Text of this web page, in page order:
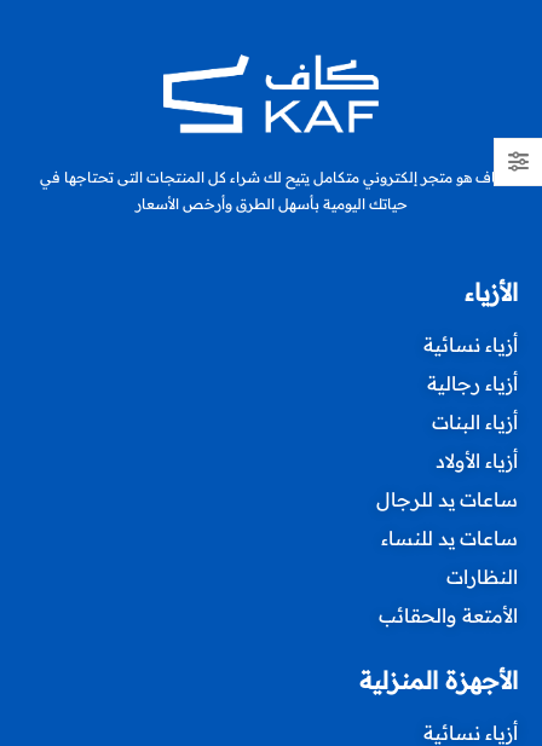
كاف هو متجر إلكتروني متكامل يتيح لك شراء كل المنتجات التى تحتاجها في
حياتك اليومية بأسهل الطرق وأرخص الأسعار
الأزياء
أزياء نسائية
أزياء رجالية
أزياء البنات
أزياء الأولاد
ساعات يد للرجال
ساعات يد للنساء
النظارات
الأمتعة والحقائب
الأجهزة المنزلية
أزياء نسائية